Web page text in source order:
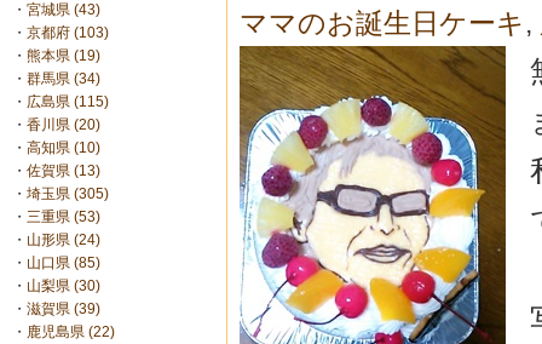
・ 宮城県 (43)
・ 京都府 (103)
・ 熊本県 (19)
・ 群馬県 (34)
・ 広島県 (115)
・ 香川県 (20)
・ 高知県 (10)
・ 佐賀県 (13)
・ 埼玉県 (305)
・ 三重県 (53)
・ 山形県 (24)
・ 山口県 (85)
・ 山梨県 (30)
・ 滋賀県 (39)
・ 鹿児島県 (22)
ママのお誕生日ケーキ ,